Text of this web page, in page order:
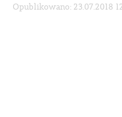
Opublikowano: 23.07.2018